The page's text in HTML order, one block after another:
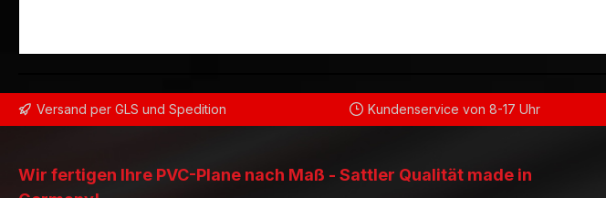
Versand per GLS und Spedition Kundenservice von 8-17 Uhr
Wir fertigen Ihre PVC-Plane nach Maß - Sattler Qualität made in